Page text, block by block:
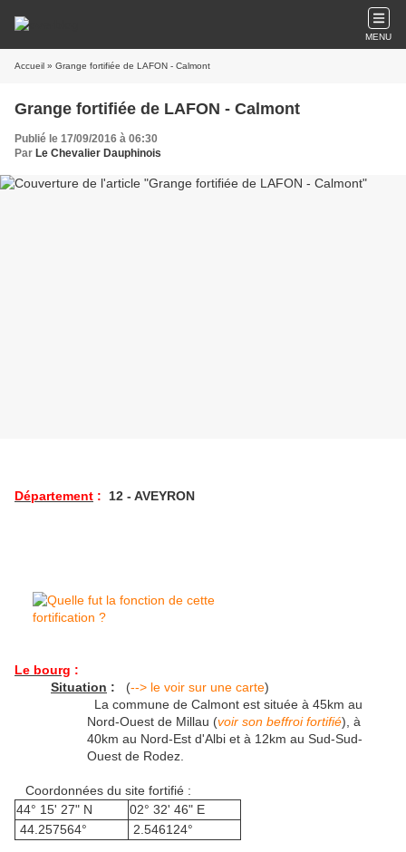
MENU
Accueil » Grange fortifiée de LAFON - Calmont
Grange fortifiée de LAFON - Calmont
Publié le 17/09/2016 à 06:30
Par Le Chevalier Dauphinois
Département : 12 - AVEYRON
Le bourg :
Situation : (--> le voir sur une carte)
La commune de Calmont est située à 45km au
Nord-Ouest de Millau (voir son beffroi fortifié), à
40km au Nord-Est d'Albi et à 12km au Sud-Sud-
Ouest de Rodez.
Coordonnées du site fortifié :
44° 15' 27" N
02° 32' 46" E
44.257564°
2.546124°